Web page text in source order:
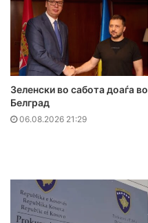
Зеленски во сабота доаѓа во
Белград
06.08.2026 21:29